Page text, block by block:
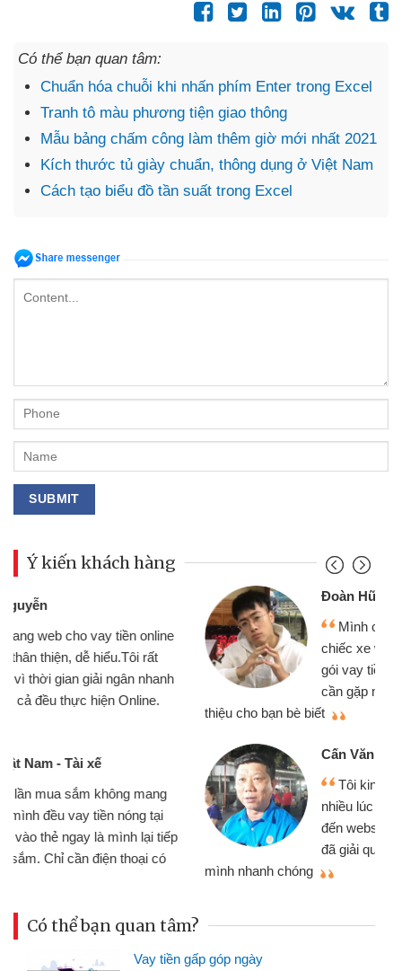
Có thể bạn quan tâm:
Chuẩn hóa chuỗi khi nhấn phím Enter trong Excel
Tranh tô màu phương tiện giao thông
Mẫu bảng chấm công làm thêm giờ mới nhất 2021
Kích thước tủ giày chuẩn, thông dụng ở Việt Nam
Cách tạo biểu đồ tần suất trong Excel
Ý kiến khách hàng
Đoàn Hữu Cảnh
Mình cần tiền gấp nên định cầm cố
chiếc xe wave nhưng thật may đã có
gói vay tiền bằng CMND online không
cần gặp mặt nên rất tiện lợi, sẽ giới
Cấn Văn Lực - Tạp hóa
Tôi kinh doanh buôn bán nhỏ lẻ
nhiều lúc cần vốn nhập hàng, nhờ biết
đến website qua bạn bè giới thiệu tôi
đã giải quyết được công việc của
Có thể bạn quan tâm?
Vay tiền gấp góp ngày